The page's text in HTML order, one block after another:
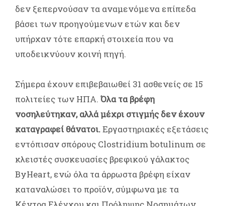
δεν ξεπερνούσαν τα αναμενόμενα επίπεδα
βάσει των προηγούμενων ετών και δεν
υπήρχαν τότε επαρκή στοιχεία που να
υποδεικνύουν κοινή πηγή.
Σήμερα έχουν επιβεβαιωθεί 31 ασθενείς σε 15
πολιτείες των ΗΠΑ. Όλα τα βρέφη
νοσηλεύτηκαν, αλλά μέχρι στιγμής δεν έχουν
καταγραφεί θάνατοι.Εργαστηριακές εξετάσεις
εντόπισαν σπόρους Clostridium botulinum σε
κλειστές συσκευασίες βρεφικού γάλακτος
ByHeart, ενώ όλα τα άρρωστα βρέφη είχαν
καταναλώσει το προϊόν, σύμφωνα με τα